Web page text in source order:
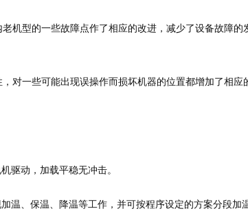
机型的一些故障点作了相应的改进，减少了设备故障的
对一些可能出现误操作而损坏机器的位置都增加了相应
驱动，加载平稳无冲击。
温、保温、降温等工作，并可按程序设定的方案分段加